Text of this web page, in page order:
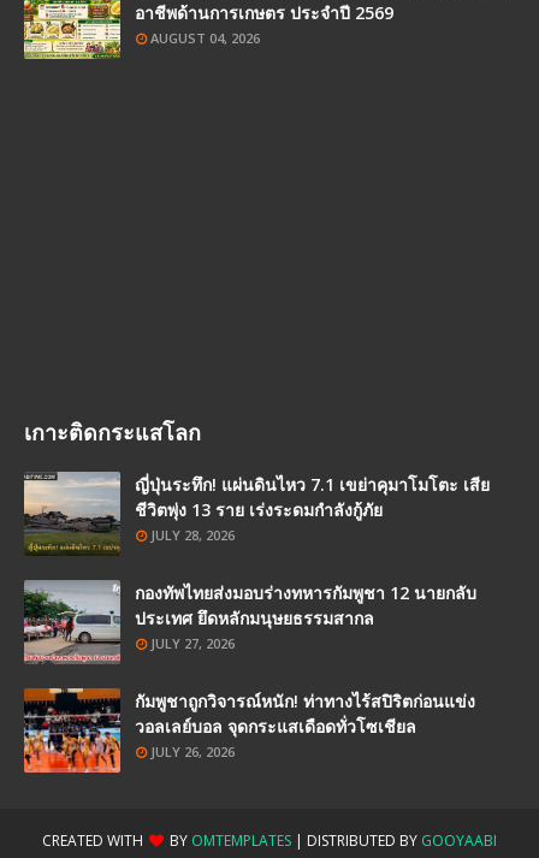
อาชีพด้านการเกษตร ประจำปี 2569
AUGUST 04, 2026
เกาะติดกระแสโลก
ญี่ปุ่นระทึก! แผ่นดินไหว 7.1 เขย่าคุมาโมโตะ เสีย
ชีวิตพุ่ง 13 ราย เร่งระดมกำลังกู้ภัย
JULY 28, 2026
กองทัพไทยส่งมอบร่างทหารกัมพูชา 12 นายกลับ
ประเทศ ยึดหลักมนุษยธรรมสากล
JULY 27, 2026
กัมพูชาถูกวิจารณ์หนัก! ท่าทางไร้สปิริตก่อนแข่ง
วอลเลย์บอล จุดกระแสเดือดทั่วโซเชียล
JULY 26, 2026
CREATED WITH BY OMTEMPLATES | DISTRIBUTED BY GOOYAABI